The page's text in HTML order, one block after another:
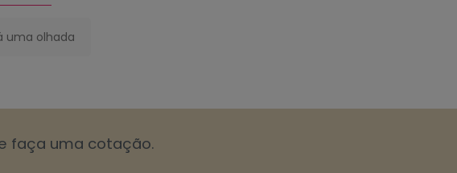
uma olhada
faça uma cotação.